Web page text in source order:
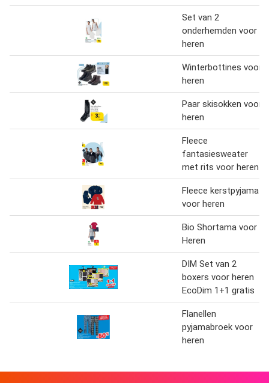
Set van 2
onderhemden voor
heren
Winterbottines voor
heren
Paar skisokken voor
heren
Fleece
fantasiesweater
met rits voor heren
Fleece kerstpyjama
voor heren
Bio Shortama voor
Heren
DIM Set van 2
boxers voor heren
EcoDim 1+1 gratis
Flanellen
pyjamabroek voor
heren